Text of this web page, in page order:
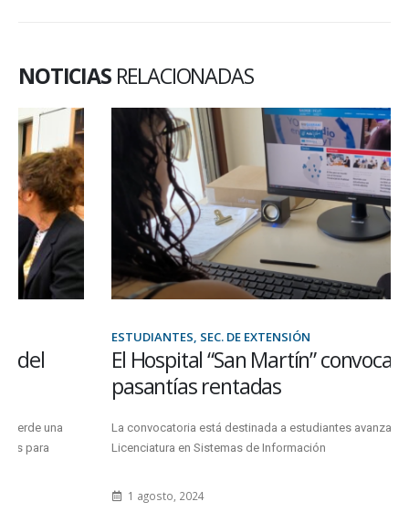
NOTICIAS RELACIONADAS
ESTUDIANTES, SEC. DE EXTENSIÓN
El Hospital “San Martín” convoca a dos
pasantías rentadas
La convocatoria está destinada a estudiantes avanzados de la
Licenciatura en Sistemas de Información